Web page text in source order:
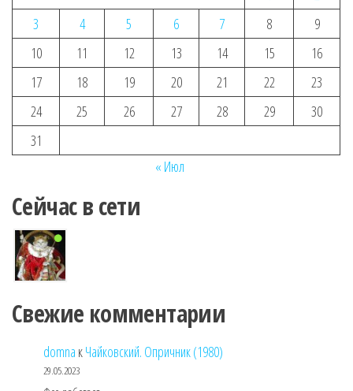
3
4 5 6 7 8
9
10
11 12 13 14 15
16
17
18 19 20 21 22
23
24
25 26 27 28 29
30
31
« Июл
Сейчас в сети
Свежие комментарии
domna кЧайковский. Опричник (1980)
29.05.2023